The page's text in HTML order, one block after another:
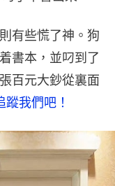
有些慌了神。狗
書本，並叼到了
百元大鈔從裏面
我們吧！